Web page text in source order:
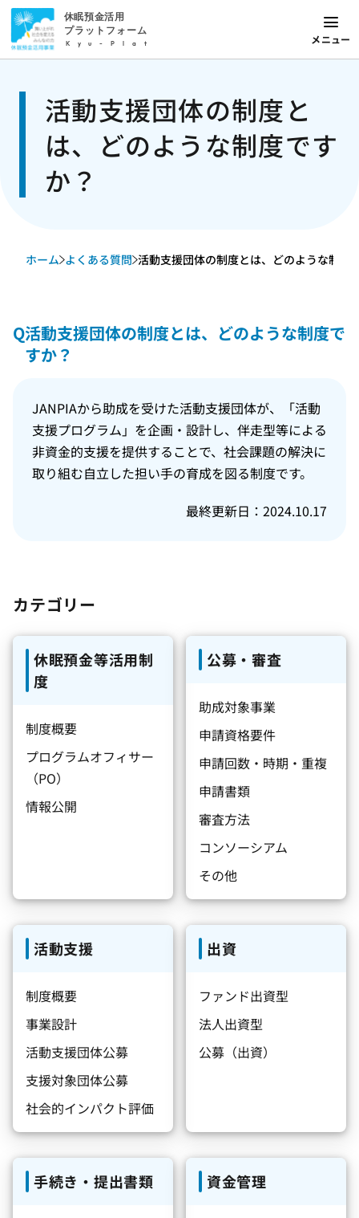
休眠預金活用
プラットフォーム
Kyu-Plat メニュー
活動支援団体の制度と
は、どのような制度です
か？
ホーム よくある質問 活動支援団体の制度とは、どのような制度
Q活動支援団体の制度とは、どのような制度で
すか？
JANPIAから助成を受けた活動支援団体が、「活動
支援プログラム」を企画・設計し、伴走型等による
非資金的支援を提供することで、社会課題の解決に
取り組む自立した担い手の育成を図る制度です。
最終更新日：2024.10.17
カテゴリー
休眠預金等活用制
度
制度概要
プログラムオフィサー
（PO）
情報公開
公募・審査
助成対象事業
申請資格要件
申請回数・時期・重複
申請書類
審査方法
コンソーシアム
その他
活動支援
制度概要
事業設計
活動支援団体公募
支援対象団体公募
社会的インパクト評価
出資
ファンド出資型
法人出資型
公募（出資）
手続き・提出書類 資金管理